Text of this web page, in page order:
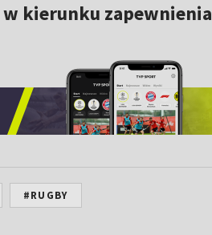
kierunku zapewnienia
#RUGBY